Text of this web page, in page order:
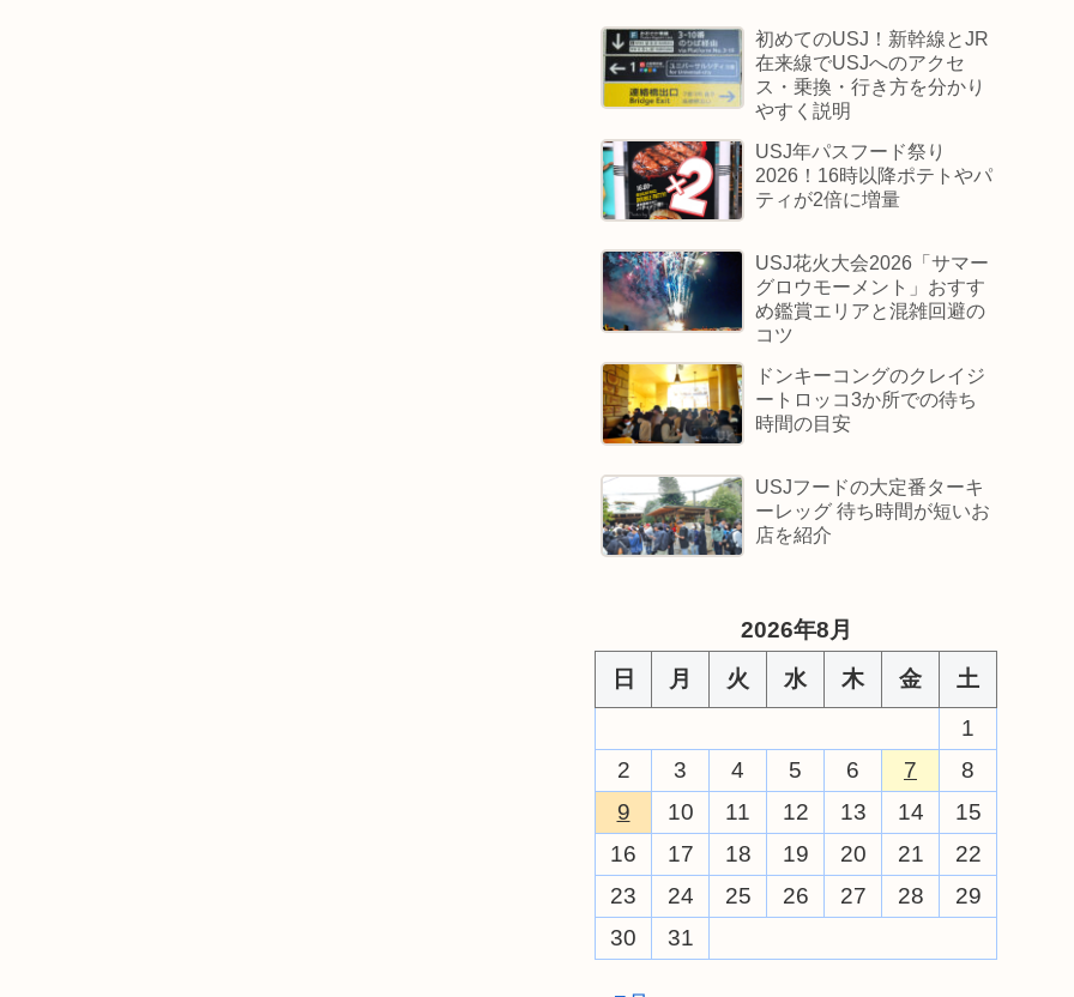
初めてのUSJ！新幹線とJR
在来線でUSJへのアクセ
ス・乗換・行き方を分かり
やすく説明
USJ年パスフード祭り
2026！16時以降ポテトやパ
ティが2倍に増量
USJ花火大会2026「サマー
グロウモーメント」おすす
め鑑賞エリアと混雑回避の
コツ
ドンキーコングのクレイジ
ートロッコ3か所での待ち
時間の目安
USJフードの大定番ターキ
ーレッグ 待ち時間が短いお
店を紹介
2026年8月
日
月 火 水 木 金
土
1
2
3 4 5 6 7
8
9
10 11 12 13 14
15
16
17 18 19 20 21
22
23
24 25 26 27 28
29
30
31